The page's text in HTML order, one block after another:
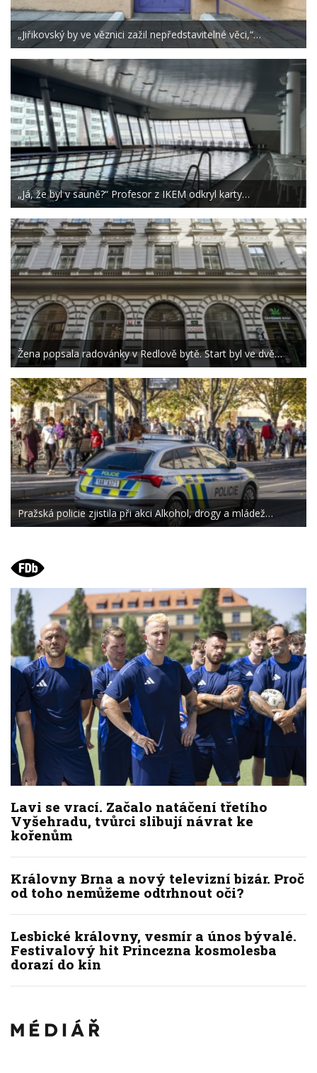
„Jiřikovský by ve věznici zažil nepředstavitelné věci,“…
„Já, že byl v sauně?“ Profesor z IKEM odkryl karty…
Žena popsala radovánky v Redlově bytě. Start byl ve dvě…
Pražská policie zjistila při akci Alkohol, drogy a mládež…
Lavi se vrací. Začalo natáčení třetího
Vyšehradu, tvůrci slibují návrat ke
kořenům
Královny Brna a nový televizní bizár. Proč
od toho nemůžeme odtrhnout oči?
Lesbické královny, vesmír a únos bývalé.
Festivalový hit Princezna kosmolesba
dorazí do kin